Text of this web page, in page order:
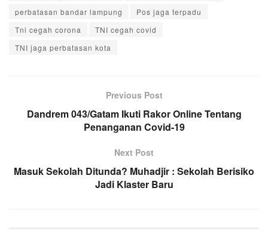
perbatasan bandar lampung
Pos jaga terpadu
Tni cegah corona
TNI cegah covid
TNI jaga perbatasan kota
Previous Post
Dandrem 043/Gatam Ikuti Rakor Online Tentang
Penanganan Covid-19
Next Post
Masuk Sekolah Ditunda? Muhadjir : Sekolah Berisiko
Jadi Klaster Baru